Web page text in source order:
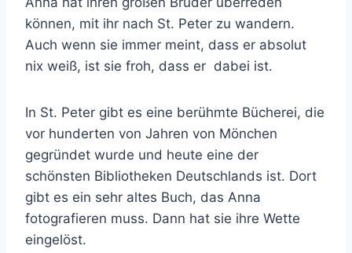
können, mit ihr nach St. Peter zu wandern.
Auch wenn sie immer meint, dass er absolut
nix weiß, ist sie froh, dass er dabei ist.
In St. Peter gibt es eine berühmte Bücherei, die
vor hunderten von Jahren von Mönchen
gegründet wurde und heute eine der
schönsten Bibliotheken Deutschlands ist. Dort
gibt es ein sehr altes Buch, das Anna
fotografieren muss. Dann hat sie ihre Wette
eingelöst.